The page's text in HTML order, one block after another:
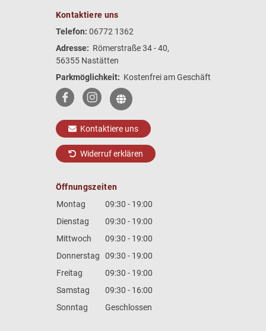
Kontaktiere uns
Telefon: 06772 1362
Adresse: Römerstraße 34 - 40,
56355 Nastätten
Parkmöglichkeit: Kostenfrei am Geschäft
Kontaktiere uns
Widerruf erklären
Öffnungszeiten
Montag
09:30 - 19:00
Dienstag
09:30 - 19:00
Mittwoch
09:30 - 19:00
Donnerstag
09:30 - 19:00
Freitag
09:30 - 19:00
Samstag
09:30 - 16:00
Sonntag
Geschlossen